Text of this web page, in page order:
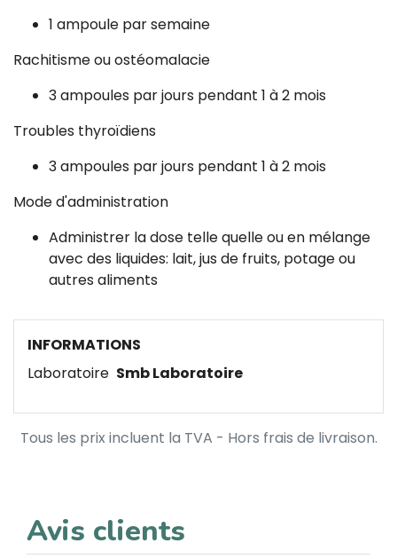
1 ampoule par semaine
Rachitisme ou ostéomalacie
3 ampoules par jours pendant 1 à 2 mois
Troubles thyroïdiens
3 ampoules par jours pendant 1 à 2 mois
Mode d'administration
Administrer la dose telle quelle ou en mélange
avec des liquides: lait, jus de fruits, potage ou
autres aliments
INFORMATIONS
Laboratoire Smb Laboratoire
Tous les prix incluent la TVA - Hors frais de livraison.
Avis clients